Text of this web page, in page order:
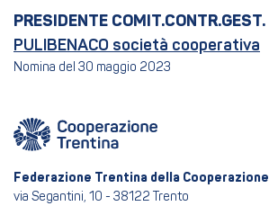
PRESIDENTE COMIT.CONTR.GEST.
PULIBENACO società cooperativa
Nomina del 30 maggio 2023
Federazione Trentina della Cooperazione
via Segantini, 10 - 38122 Trento